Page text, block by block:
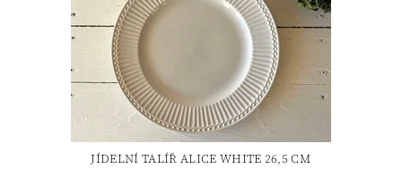
JÍDELNÍ TALÍŘ ALICE WHITE 26,5 CM